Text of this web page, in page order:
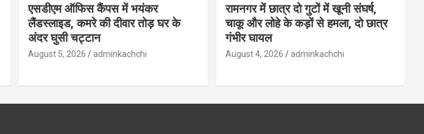
एसडीएम ऑफिस कैंपस में भयंकर
लैंडस्लाइड, कमरे की दीवार तोड़ घर के
अंदर घुसी चट्टान
August 5, 2026 adminkachchi
रामनगर में छात्र दो गुटों में खूनी संघर्ष,
चाकू और लोहे के कड़ों से हमला, दो छात्र
गंभीर घायल
August 4, 2026 adminkachchi